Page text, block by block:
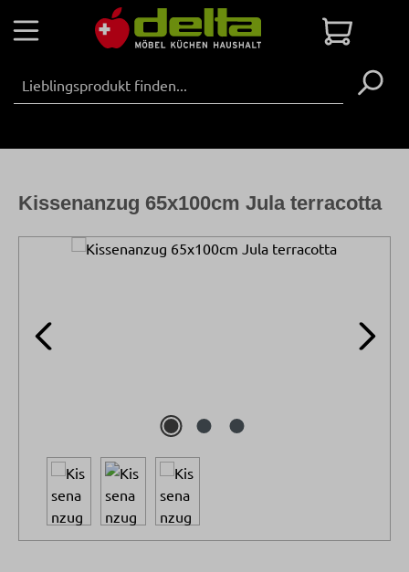
Zum Hauptinhalt springen
Bildergalerie überspringen
Kissenanzug 65x100cm Jula terracotta